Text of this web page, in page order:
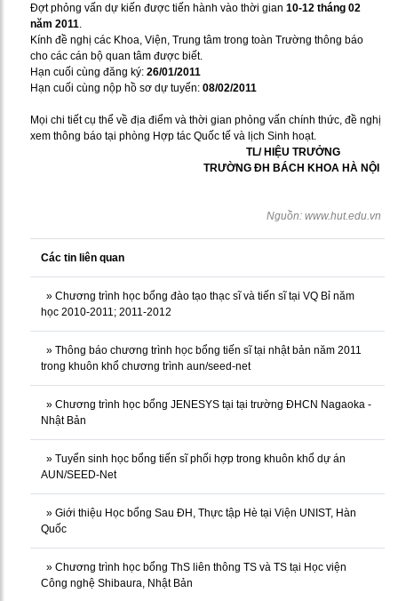
Đợt phỏng vấn dự kiến được tiến hành vào thời gian 10-12 tháng 02
năm 2011.
Kính đề nghị các Khoa, Viện, Trung tâm trong toàn Trường thông báo
cho các cán bộ quan tâm được biết.
Hạn cuối cùng đăng ký: 26/01/2011
Hạn cuối cùng nộp hồ sơ dự tuyển: 08/02/2011
Mọi chi tiết cụ thể về địa điểm và thời gian phỏng vấn chính thức, đề nghị
xem thông báo tại phòng Hợp tác Quốc tế và lịch Sinh hoạt.
TL/ HIỆU TRƯỞNG
TRƯỜNG ĐH BÁCH KHOA HÀ NỘI
Nguồn: www.hut.edu.vn
Các tin liên quan
» Chương trình học bổng đào tạo thạc sĩ và tiến sĩ tại VQ Bỉ năm
học 2010-2011; 2011-2012
» Thông báo chương trình học bổng tiến sĩ tại nhật bản năm 2011
trong khuôn khổ chương trình aun/seed-net
» Chương trình học bổng JENESYS tại tại trường ĐHCN Nagaoka -
Nhật Bản
» Tuyển sinh học bổng tiến sĩ phối hợp trong khuôn khổ dự án
AUN/SEED-Net
» Giới thiệu Học bổng Sau ĐH, Thực tập Hè tại Viện UNIST, Hàn
Quốc
» Chương trình học bổng ThS liên thông TS và TS tại Học viện
Công nghệ Shibaura, Nhật Bản